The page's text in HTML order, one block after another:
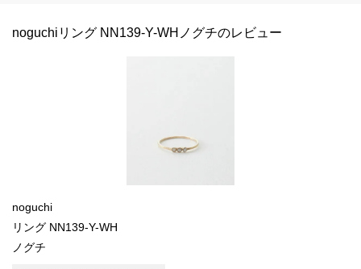
noguchiリング NN139-Y-WHノグチのレビュー
noguchi
リング NN139-Y-WH
ノグチ